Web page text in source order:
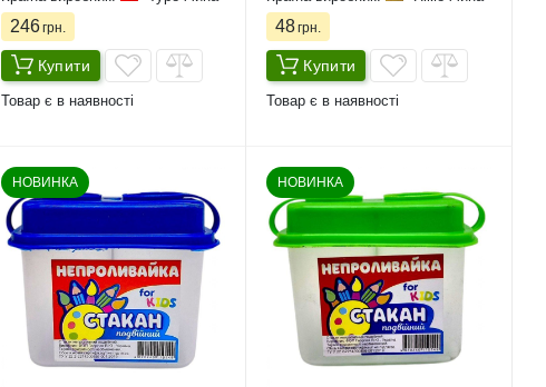
246грн.
Купити
Товар є в наявності
48грн.
Купити
Товар є в наявності
НОВИНКА НОВИНКА